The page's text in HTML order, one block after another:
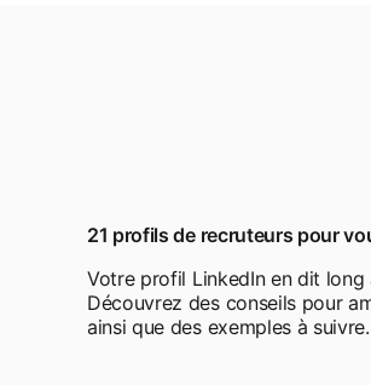
21 profils de recruteurs pour
Votre profil LinkedIn en dit long
Découvrez des conseils pour
ainsi que des exemples à suivre.